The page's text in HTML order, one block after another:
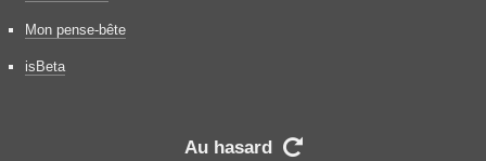
Mon pense-bête
isBeta
Au hasard 